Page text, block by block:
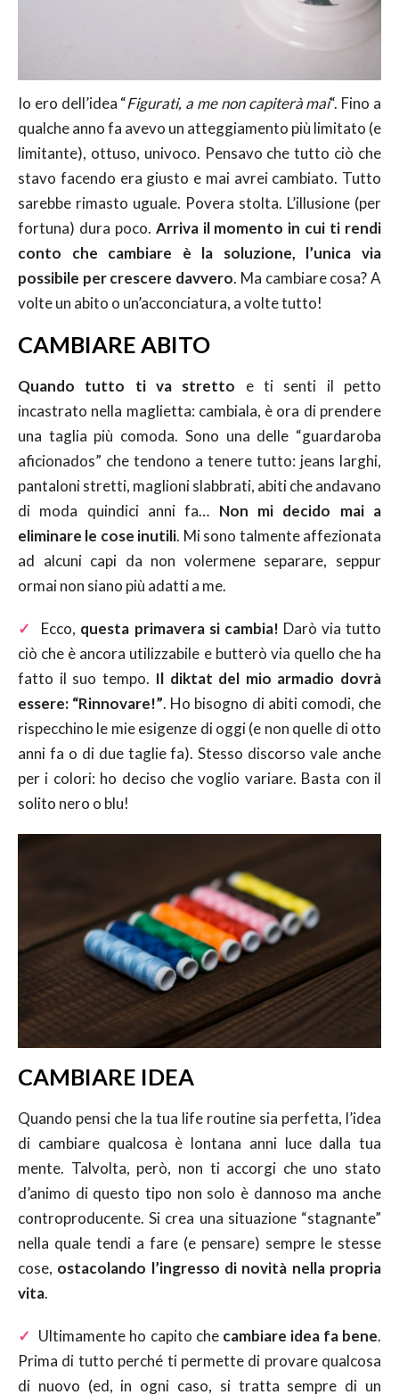
Io ero dell’idea “Figurati, a me non capiterà mai“. Fino a
qualche anno fa avevo un atteggiamento più limitato (e
limitante), ottuso, univoco. Pensavo che tutto ciò che
stavo facendo era giusto e mai avrei cambiato. Tutto
sarebbe rimasto uguale. Povera stolta. L’illusione (per
fortuna) dura poco. Arriva il momento in cui ti rendi
conto che cambiare è la soluzione, l’unica via
possibile per crescere davvero. Ma cambiare cosa? A
volte un abito o un’acconciatura, a volte tutto!
CAMBIARE ABITO
Quando tutto ti va stretto e ti senti il petto
incastrato nella maglietta: cambiala, è ora di prendere
una taglia più comoda. Sono una delle “guardaroba
aficionados” che tendono a tenere tutto: jeans larghi,
pantaloni stretti, maglioni slabbrati, abiti che andavano
di moda quindici anni fa… Non mi decido mai a
eliminare le cose inutili. Mi sono talmente affezionata
ad alcuni capi da non volermene separare, seppur
ormai non siano più adatti a me.
✓ Ecco, questa primavera si cambia! Darò via tutto
ciò che è ancora utilizzabile e butterò via quello che ha
fatto il suo tempo. Il diktat del mio armadio dovrà
essere: “Rinnovare!”. Ho bisogno di abiti comodi, che
rispecchino le mie esigenze di oggi (e non quelle di otto
anni fa o di due taglie fa). Stesso discorso vale anche
per i colori: ho deciso che voglio variare. Basta con il
solito nero o blu!
CAMBIARE IDEA
Quando pensi che la tua life routine sia perfetta, l’idea
di cambiare qualcosa è lontana anni luce dalla tua
mente. Talvolta, però, non ti accorgi che uno stato
d’animo di questo tipo non solo è dannoso ma anche
controproducente. Si crea una situazione “stagnante”
nella quale tendi a fare (e pensare) sempre le stesse
cose, ostacolando l’ingresso di novità nella propria
vita.
✓ Ultimamente ho capito che cambiare idea fa bene.
Prima di tutto perché ti permette di provare qualcosa
di nuovo (ed, in ogni caso, si tratta sempre di un